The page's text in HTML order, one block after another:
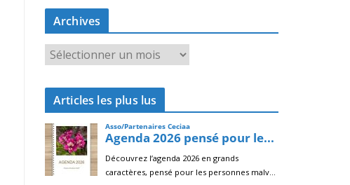
Archives
r
c
i
v
e
s
Articles les plus lus